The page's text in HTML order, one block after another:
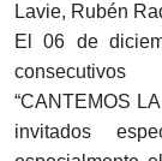
Lavie, Rubén
El 06 de
“CANTEMOS
invitados